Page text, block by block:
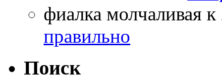
фиалка молчаливая к
правильно
Поиск